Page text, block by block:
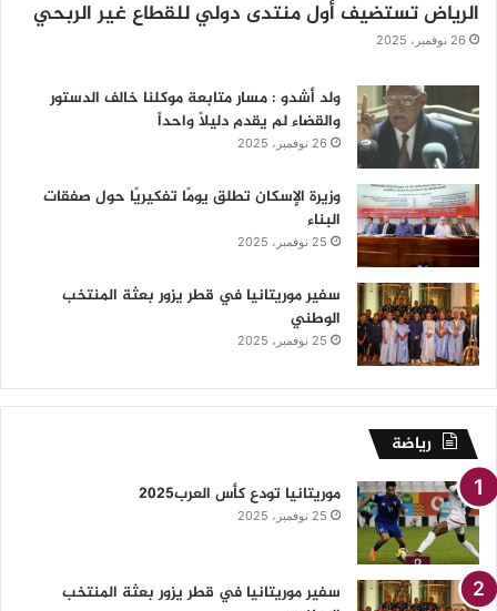
الرياض تستضيف أول منتدى دولي للقطاع غير الربحي
26 نوفمبر، 2025
ولد أشدو : مسار متابعة موكلنا خالف الدستور
والقضاء لم يقدم دليلاً واحداً
26 نوفمبر، 2025
وزيرة الإسكان تطلق يومًا تفكيريًا حول صفقات
البناء
25 نوفمبر، 2025
سفير موريتانيا في قطر يزور بعثة المنتخب
الوطني
25 نوفمبر، 2025
رياضة
موريتانيا تودع كأس العرب2025
25 نوفمبر، 2025
سفير موريتانيا في قطر يزور بعثة المنتخب